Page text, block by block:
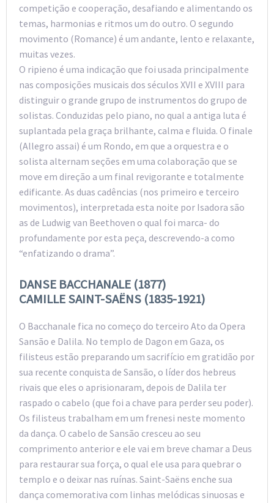
competição e cooperação, desafiando e alimentando os
temas, harmonias e ritmos um do outro. O segundo
movimento (Romance) é um andante, lento e relaxante,
muitas vezes.
O ripieno é uma indicação que foi usada principalmente
nas composições musicais dos séculos XVII e XVIII para
distinguir o grande grupo de instrumentos do grupo de
solistas. Conduzidas pelo piano, no qual a antiga luta é
suplantada pela graça brilhante, calma e fluida. O finale
(Allegro assai) é um Rondo, em que a orquestra e o
solista alternam seções em uma colaboração que se
move em direção a um final revigorante e totalmente
edificante. As duas cadências (nos primeiro e terceiro
movimentos), interpretada esta noite por Isadora são
as de Ludwig van Beethoven o qual foi marca- do
profundamente por esta peça, descrevendo-a como
“enfatizando o drama”.
DANSE BACCHANALE (1877)
CAMILLE SAINT-SAËNS (1835-1921)
O Bacchanale fica no começo do terceiro Ato da Opera
Sansão e Dalila. No templo de Dagon em Gaza, os
filisteus estão preparando um sacrifício em gratidão por
sua recente conquista de Sansão, o líder dos hebreus
rivais que eles o aprisionaram, depois de Dalila ter
raspado o cabelo (que foi a chave para perder seu poder).
Os filisteus trabalham em um frenesi neste momento
da dança. O cabelo de Sansão cresceu ao seu
comprimento anterior e ele vai em breve chamar a Deus
para restaurar sua força, o qual ele usa para quebrar o
templo e o deixar nas ruínas. Saint-Saëns enche sua
dança comemorativa com linhas melódicas sinuosas e